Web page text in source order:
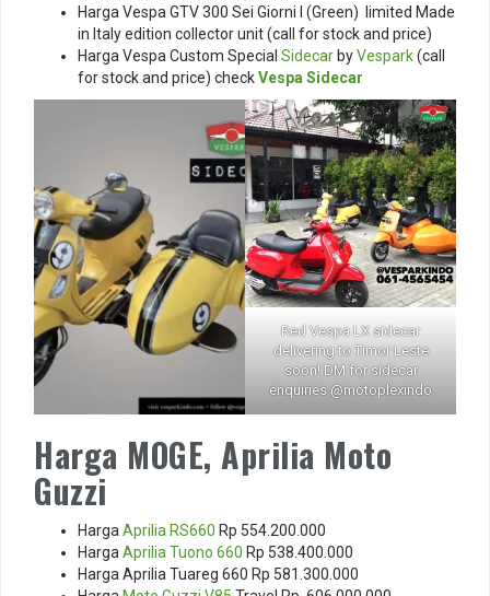
Harga Vespa GTV 300 Sei Giorni I (Green) limited Made
in Italy edition collector unit (call for stock and price)
Harga Vespa Custom Special Sidecar byVespark(call
for stock and price) checkVespa Sidecar
Red Vespa LX sidecar
delivering to Timor Leste
soon! DM for sidecar
enquiries @motoplexindo
Harga MOGE, Aprilia Moto
Guzzi
HargaAprilia RS660 Rp 554.200.000
HargaAprilia Tuono 660 Rp 538.400.000
Harga Aprilia Tuareg 660 Rp 581.300.000